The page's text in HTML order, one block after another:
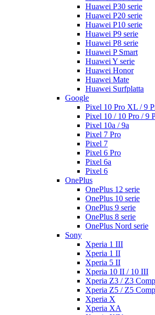
Huawei P30 serie
Huawei P20 serie
Huawei P10 serie
Huawei P9 serie
Huawei P8 serie
Huawei P Smart
Huawei Y serie
Huawei Honor
Huawei Mate
Huawei Surfplatta
Google
Pixel 10 Pro XL / 9
Pixel 10 / 10 Pro / 9
Pixel 10a / 9a
Pixel 7 Pro
Pixel 7
Pixel 6 Pro
Pixel 6a
Pixel 6
OnePlus
OnePlus 12 serie
OnePlus 10 serie
OnePlus 9 serie
OnePlus 8 serie
OnePlus Nord serie
Sony
Xperia 1 III
Xperia 1 II
Xperia 5 II
Xperia 10 II / 10 III
Xperia Z3 / Z3
Xperia Z5 / Z5
Xperia X
Xperia XA